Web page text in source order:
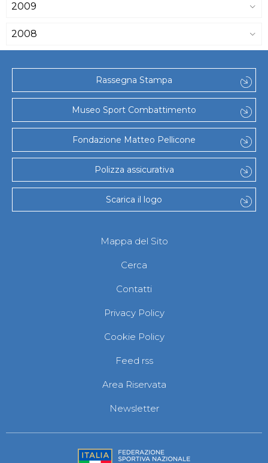
2009
2008
Rassegna Stampa
Museo Sport Combattimento
Fondazione Matteo Pellicone
Polizza assicurativa
Scarica il logo
Mappa del Sito
Cerca
Contatti
Privacy Policy
Cookie Policy
Feed rss
Area Riservata
Newsletter